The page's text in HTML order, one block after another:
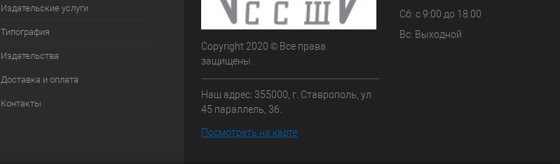
Издательские услуги
Типография
Издательства
Доставка и оплата
Контакты
Copyright 2020 © Все права
защищены.
Наш адрес: 355000, г. Ставрополь, ул
45 параллель, 36.
Посмотреть на карте
Сб: с 9:00 до 18:00
Вс: Выходной